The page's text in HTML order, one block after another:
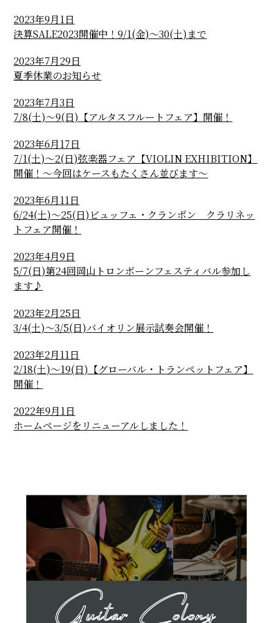
2023年9月1日
決算SALE2023開催中！9/1(金)～30(土)まで
2023年7月29日
夏季休業のお知らせ
2023年7月3日
7/8(土)～9(日)【アルタスフルートフェア】開催！
2023年6月17日
7/1(土)～2(日)弦楽器フェア【VIOLIN EXHIBITION】
開催！～今回はケースもたくさん並びます～
2023年6月11日
6/24(土)～25(日)ビュッフェ・クランポン クラリネッ
トフェア開催！
2023年4月9日
5/7(日)第24回岡山トロンボーンフェスティバル参加し
ます♪
2023年2月25日
3/4(土)～3/5(日)バイオリン展示試奏会開催！
2023年2月11日
2/18(土)～19(日)【グローバル・トランペットフェア】
開催！
2022年9月1日
ホームページをリニューアルしました！